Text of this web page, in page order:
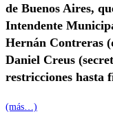
de Buenos Aires,
Intendente
Hernán Contreras
Daniel Creus
restricciones hasta
(más…)